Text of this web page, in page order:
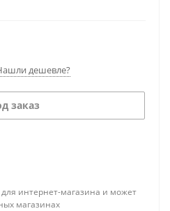
дешевле?
заказ
интернет-магазина и может
магазинах